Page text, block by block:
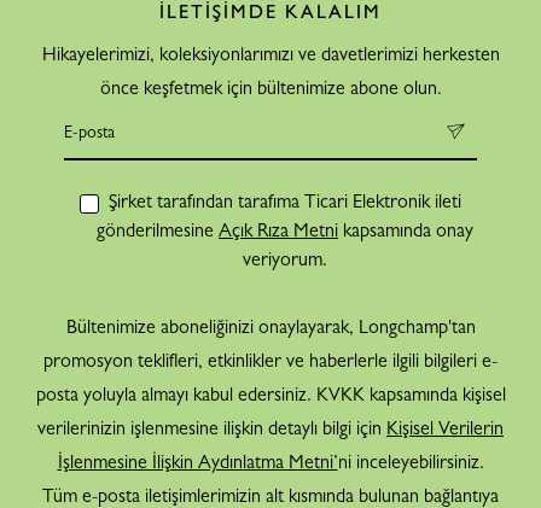
İLETİŞİMDE KALALIM
Hikayelerimizi, koleksiyonlarımızı ve davetlerimizi herkesten
önce keşfetmek için bültenimize abone olun.
Şirket tarafından tarafıma Ticari Elektronik ileti
gönderilmesine Açık Rıza Metni kapsamında onay
veriyorum.
Bültenimize aboneliğinizi onaylayarak, Longchamp'tan
promosyon teklifleri, etkinlikler ve haberlerle ilgili bilgileri e-
posta yoluyla almayı kabul edersiniz. KVKK kapsamında kişisel
verilerinizin işlenmesine ilişkin detaylı bilgi için Kişisel Verilerin
İşlenmesine İlişkin Aydınlatma Metni’ni inceleyebilirsiniz.
Tüm e-posta iletişimlerimizin alt kısmında bulunan bağlantıya